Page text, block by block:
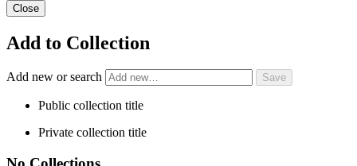
Close
Add to Collection
Add new or search
Public collection title
Private collection title